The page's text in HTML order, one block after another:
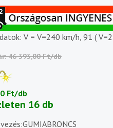
V = V=240 km/h, 91 (
46 393,00 Ft/db
Ft/db
16 db